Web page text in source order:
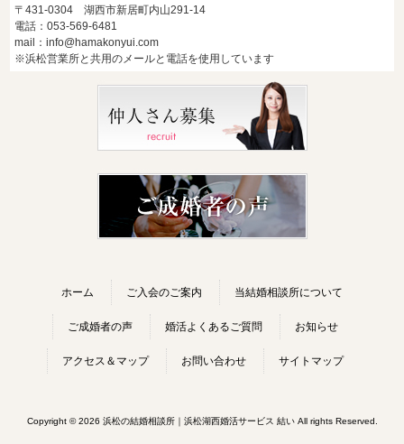
〒431-0304 湖西市新居町内山291-14
電話：053-569-6481
mail：info@hamakonyui.com
※浜松営業所と共用のメールと電話を使用しています
ホーム ご入会のご案内 当結婚相談所について
ご成婚者の声 婚活よくあるご質問 お知らせ
アクセス＆マップ お問い合わせ サイトマップ
Copyright © 2026 浜松の結婚相談所｜浜松湖西婚活サービス 結い All rights Reserved.